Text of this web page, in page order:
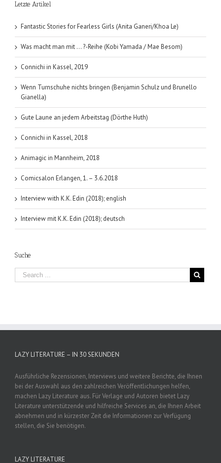
Letzte Artikel
Fantastic Stories for Fearless Girls (Anita Ganeri/Khoa Le)
Was macht man mit … ?-Reihe (Kobi Yamada / Mae Besom)
Connichi in Kassel, 2019
Wenn Turnschuhe nichts bringen (Benjamin Schulz und Brunello
Gianella)
Gute Laune an jedem Arbeitstag (Dörthe Huth)
Connichi in Kassel, 2018
Animagic in Mannheim, 2018
Comicsalon Erlangen, 1. – 3.6.2018
Interview with K.K. Edin (2018); english
Interview mit K.K. Edin (2018); deutsch
Suche
LAZY LITERATURE – IN 30 SEKUNDEN
Ausführliche Rezensionen, Interviews und weitere Berichte, die Ihnen
bei der Auswahl aus den zahlreichen Veröffentlichungen helfen,
machen Lazy Literature aus. Für Verlage und Autoren bietet Lazy
Literature unterstützende und hilfreiche Services an, die Ihnen Arbeit
abnehmen und in kürzester Zeit die Informationen zur Verfügung
stellen, die Sie benötigen.
LAZY LITERATURE